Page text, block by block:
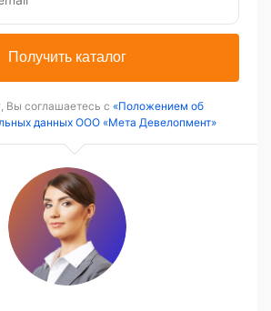
Получить каталог
Вы соглашаетесь с «Положением об
данных ООО «Мета Девелопмент»